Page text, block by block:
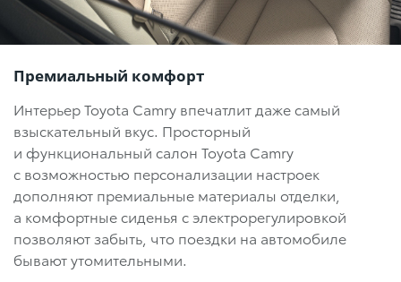
Премиальный комфорт
Интерьер Toyota Camry впечатлит даже самый
взыскательный вкус. Просторный
и функциональный салон Toyota Camry
с возможностью персонализации настроек
дополняют премиальные материалы отделки,
а комфортные сиденья с электрорегулировкой
позволяют забыть, что поездки на автомобиле
бывают утомительными.